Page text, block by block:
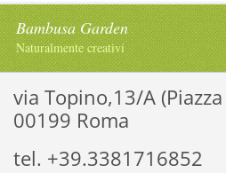
Bambusa Garden
Naturalmente creativi
via Topino,13/A
00199 Roma
tel. +39.3381716852